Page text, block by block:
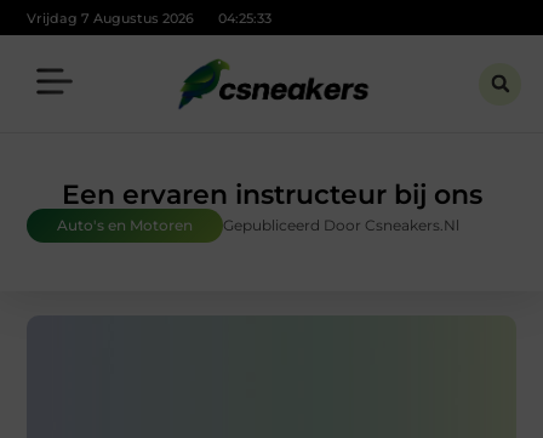
Vrijdag 7 Augustus 2026 04:25:34
Een ervaren instructeur bij ons
Auto's en Motoren Gepubliceerd Door Csneakers.nl